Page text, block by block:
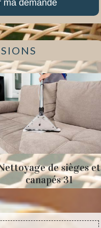
de sièges et
canapés 31